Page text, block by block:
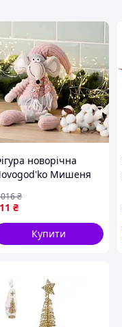
новорічна
Мишеня
69 см
₴
₴
Купити